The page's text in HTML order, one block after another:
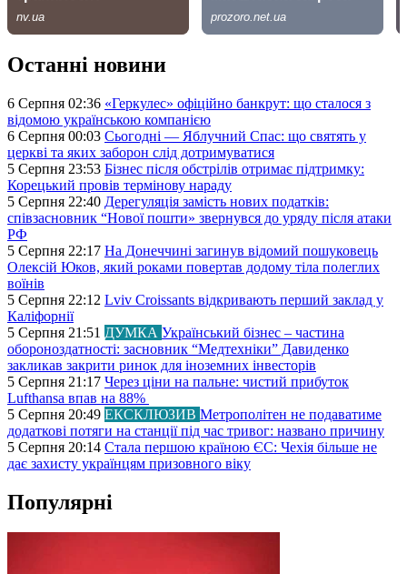
Останні новини
6 Серпня 02:36 «Геркулес» офіційно банкрут: що сталося з
відомою українською компанією
6 Серпня 00:03 Сьогодні — Яблучний Спас: що святять у
церкві та яких заборон слід дотримуватися
5 Серпня 23:53 Бізнес після обстрілів отримає підтримку:
Корецький провів термінову нараду
5 Серпня 22:40 Дерегуляція замість нових податків:
співзасновник “Нової пошти» звернувся до уряду після атаки
РФ
5 Серпня 22:17 На Донеччині загинув відомий пошуковець
Олексій Юков, який роками повертав додому тіла полеглих
воїнів
5 Серпня 22:12 Lviv Croissants відкривають перший заклад у
Каліфорнії
5 Серпня 21:51 ДУМКА Український бізнес – частина
обороноздатності: засновник “Медтехніки” Давиденко
закликав закрити ринок для іноземних інвесторів
5 Серпня 21:17 Через ціни на пальне: чистий прибуток
Lufthansa впав на 88%
5 Серпня 20:49 ЕКСКЛЮЗИВ Метрополітен не подаватиме
додаткові потяги на станції під час тривог: названо причину
5 Серпня 20:14 Стала першою країною ЄС: Чехія більше не
дає захисту українцям призовного віку
Популярні